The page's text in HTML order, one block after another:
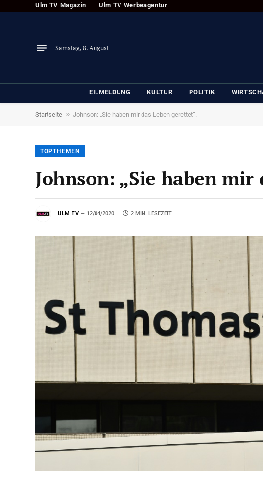
Ulm TV Magazin Ulm TV Werbeagentur
Samstag, 8. August
EILMELDUNG KULTUR POLITIK
Startseite » Johnson: „Sie haben mir das Leben gerettet“.
TOPTHEMEN
Johnson: „Sie haben mir
ULM TV 12/04/2020 2 MIN. LESEZEIT